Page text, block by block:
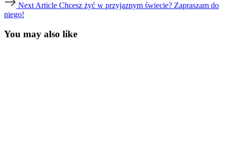
Article
Next Article Chcesz żyć w przyjaznym świecie? Zapraszam do
niego!
You may also like